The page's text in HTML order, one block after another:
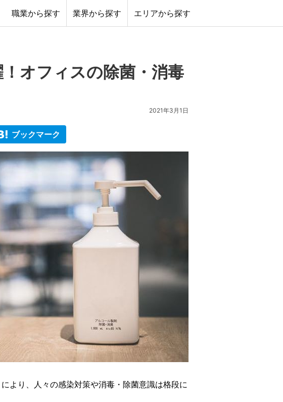
職業から探す 業界から探す エリアから探す
オフィスの除菌・消毒
2021年3月1日
ブックマーク
より、人々の感染対策や消毒・除菌意識は格段に